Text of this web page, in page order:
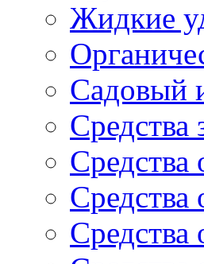
Жидкие
Садовый
Средства
Средства
Средства